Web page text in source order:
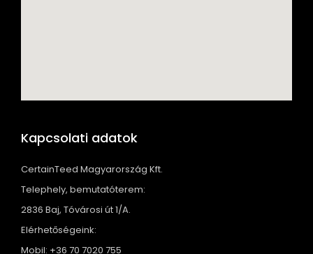
Kapcsolati adatok
CertainTeed Magyarország Kft.
Telephely, bemutatóterem:
2836 Baj, Tóvárosi út 1/A.
Elérhetőségeink:
Mobil: +36 70 7020 755